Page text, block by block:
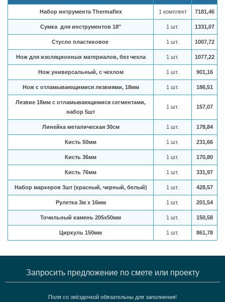
Набор интрумента Thermaflex 1 комплект 7181,46
Сумка для инструментов 18" 1 шт. 1331,07
Стусло пластиковое 1 шт. 1007,72
Нож для изоляционных материалов, без чехла 1 шт. 1077,22
Нож универсальный, с чехлом 1 шт. 901,16
Нож с отламывающимися лезвиями, 18мм 1 шт. 186,51
Лезвие 18мм с отламывающимися сегментами,
набор 5шт
1 шт. 157,07
Линейка металическая 30см 1 шт. 178,84
Кисть 50мм 1 шт. 231,66
Кисть 36мм 1 шт. 170,80
Кисть 76мм 1 шт. 331,97
Набор маркеров 3шт (красный, черный, белый) 1 шт. 428,57
Рулетка 3м х 16мм 1 шт. 201,54
Точильный камень 205х50мм 1 шт. 150,58
Циркуль 150мм 1 шт. 861,78
Запросить предложение по смете или проекту
Поля со звёздочкой обязательны для заполнения!